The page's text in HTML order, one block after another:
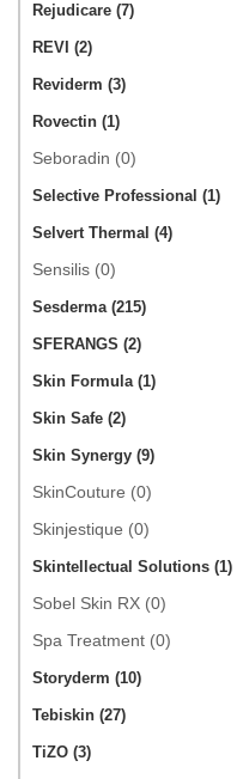
Rejudicare (7)
REVI (2)
Reviderm (3)
Rovectin (1)
Seboradin (0)
Selective Professional (1)
Selvert Thermal (4)
Sensilis (0)
Sesderma (215)
SFERANGS (2)
Skin Formula (1)
Skin Safe (2)
Skin Synergy (9)
SkinCouture (0)
Skinjestique (0)
Skintellectual Solutions (1)
Sobel Skin RX (0)
Spa Treatment (0)
Storyderm (10)
Tebiskin (27)
TiZO (3)